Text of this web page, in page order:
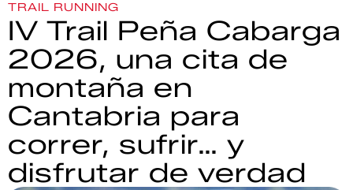
TRAIL RUNNING
IV Trail Peña Cabarga
2026, una cita de
montaña en
Cantabria para
correr, sufrir… y
disfrutar de verdad